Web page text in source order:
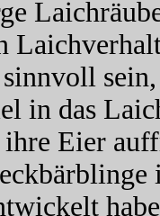
in das
Eier